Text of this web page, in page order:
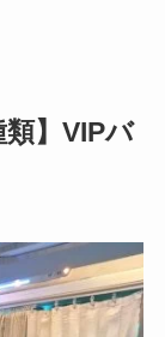
類】VIPバ